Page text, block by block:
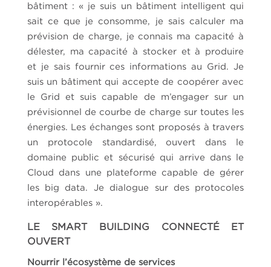
bâtiment : « je suis un bâtiment intelligent qui
sait ce que je consomme, je sais calculer ma
prévision de charge, je connais ma capacité à
délester, ma capacité à stocker et à produire
et je sais fournir ces informations au Grid. Je
suis un bâtiment qui accepte de coopérer avec
le Grid et suis capable de m’engager sur un
prévisionnel de courbe de charge sur toutes les
énergies. Les échanges sont proposés à travers
un protocole standardisé, ouvert dans le
domaine public et sécurisé qui arrive dans le
Cloud dans une plateforme capable de gérer
les big data. Je dialogue sur des protocoles
interopérables ».
LE SMART BUILDING CONNECTÉ ET
OUVERT
Nourrir l’écosystème de services